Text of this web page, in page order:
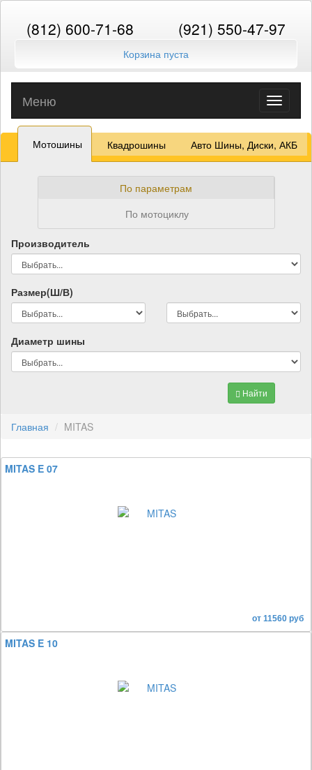
(812) 600-71-68 (921) 550-47-97
Корзина пуста
Toggle
Меню
Мотошины Квадрошины Авто Шины, Диски, АКБ
По параметрам
По мотоциклу
Производитель
Размер(Ш/В)
Диаметр шины
Найти
Главная MITAS
MITAS E 07
от 11560 руб
MITAS E 10